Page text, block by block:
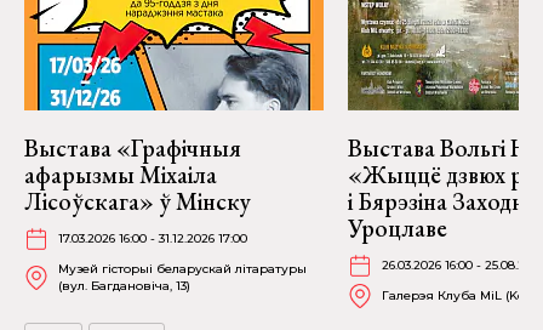
Выстава «Графічныя
афарызмы Міхаіла
Лісоўскага» ў Мінску
17.03.2026 16:00 - 31.12.2026 17:00
Музей гісторыі беларускай літаратуры
(вул. Багдановіча, 13)
Выстава Вольгі
«Жыццё дзвюх
і Бярэзіна
Уроцлаве
26.03.2026 16:00 -
Галерэя Клуба MiL